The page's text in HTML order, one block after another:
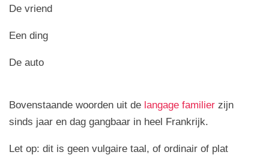
De vriend
Een ding
De auto
Bovenstaande woorden uit de langage familier zijn
sinds jaar en dag gangbaar in heel Frankrijk.
Let op: dit is geen vulgaire taal, of ordinair of plat